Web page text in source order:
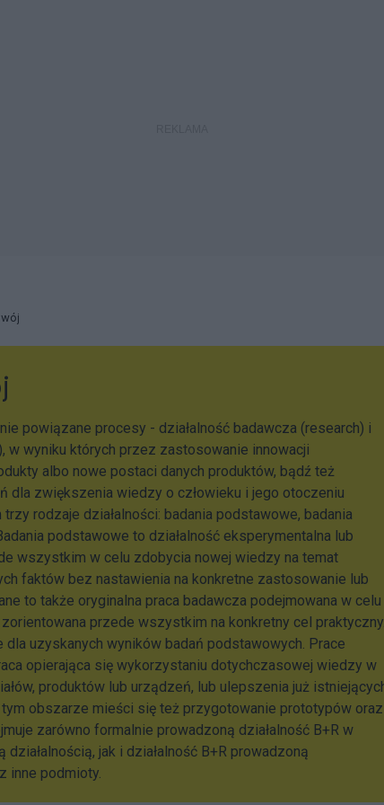
powiązane procesy - działalność badawcza (research) i
w wyniku których przez zastosowanie innowacji
albo nowe postaci danych produktów, bądź też
dla zwiększenia wiedzy o człowieku i jego otoczeniu
rodzaje działalności: badania podstawowe, badania
podstawowe to działalność eksperymentalna lub
wszystkim w celu zdobycia nowej wiedzy na temat
faktów bez nastawienia na konkretne zastosowanie lub
to także oryginalna praca badawcza podejmowana w celu
przede wszystkim na konkretny cel
uzyskanych wyników badań podstawowych. Prace
opierająca się wykorzystaniu dotychczasowej wiedzy w
produktów lub urządzeń, lub ulepszenia już
tym obszarze mieści się też przygotowanie prototypów oraz
zarówno formalnie prowadzoną działalność B+R w
jak i działalność B+R prowadzoną
inne podmioty.